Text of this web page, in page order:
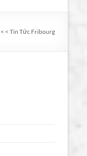
< < Tin Tức Fribourg